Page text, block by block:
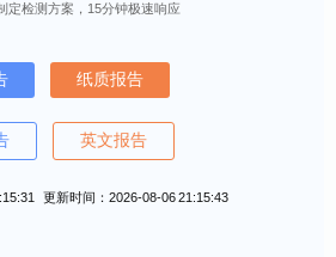
定检测方案，15分钟极速响应
纸质报告
英文报告
更新时间：2026-08-06 21:15:43